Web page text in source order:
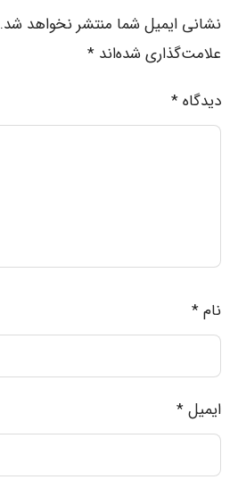
نشانی ایمیل شما منتشر نخواهد شد.
علامت‌گذاری شده‌اند *
دیدگاه*
نام*
ایمیل*